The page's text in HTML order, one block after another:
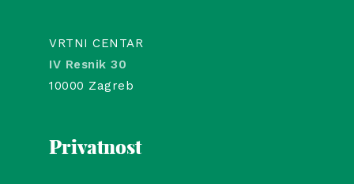
VRTNI CENTAR
IV Resnik 30
10000 Zagreb
Privatnost